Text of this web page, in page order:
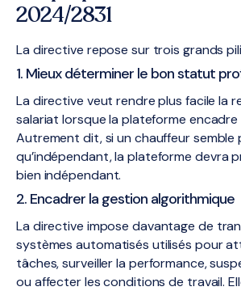
2024/2831
La directive repose sur trois grands
1. Mieux déterminer le bon statut
La directive veut rendre plus facile la
salariat lorsque la plateforme
Autrement dit, si un chauffeur semble
qu’indépendant, la plateforme devra
bien indépendant.
2. Encadrer la gestion algorithmique
La directive impose davantage de
systèmes automatisés utilisés pour
tâches, surveiller la performance,
ou affecter les conditions de travail.